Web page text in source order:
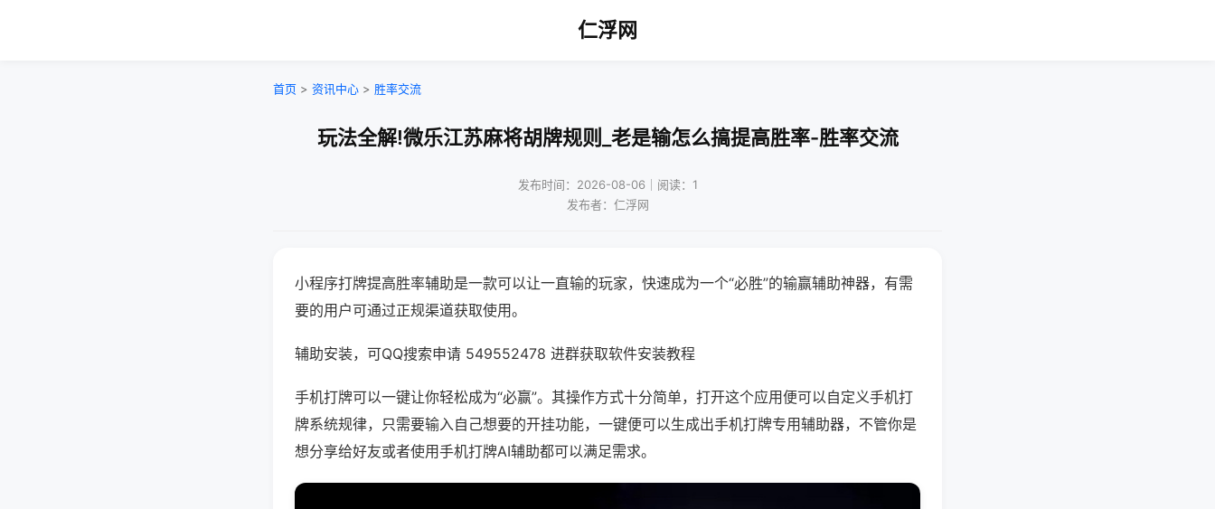
仁浮网
首页 > 资讯中心 > 胜率交流
玩法全解!微乐江苏麻将胡牌规则_老是输怎么搞提高胜率-胜率交流
发布时间：2026-08-06｜阅读：1
发布者：仁浮网
小程序打牌提高胜率辅助是一款可以让一直输的玩家，快速成为一个“必胜”的输赢辅助神器，有需
要的用户可通过正规渠道获取使用。
辅助安装，可QQ搜索申请 549552478 进群获取软件安装教程
手机打牌可以一键让你轻松成为“必赢”。其操作方式十分简单，打开这个应用便可以自定义手机打
牌系统规律，只需要输入自己想要的开挂功能，一键便可以生成出手机打牌专用辅助器，不管你是
想分享给好友或者使用手机打牌AI辅助都可以满足需求。